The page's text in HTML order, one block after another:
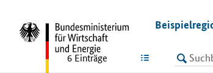
LISTE
6 Einträge